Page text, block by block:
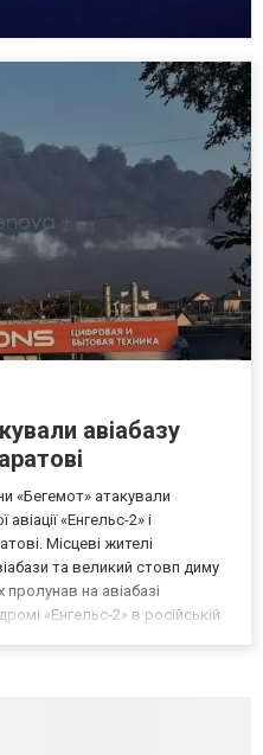
авіабазу
«Бегемот» атакували
«Енгельс-2» і
Місцеві жителі
та великий стовп диму
на авіабазі
«Енгельс-2» в російській